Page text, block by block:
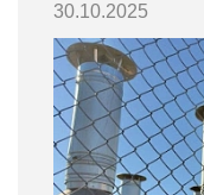
30.10.2025